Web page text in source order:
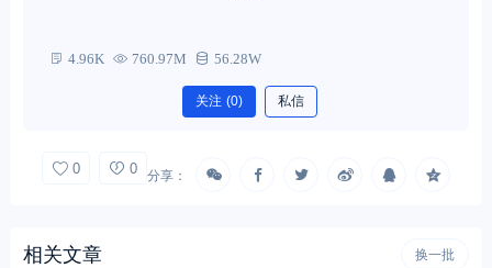
4.96K 760.97M 56.28W
关注 (0) 私信
0 0 分享：
相关文章 换一批